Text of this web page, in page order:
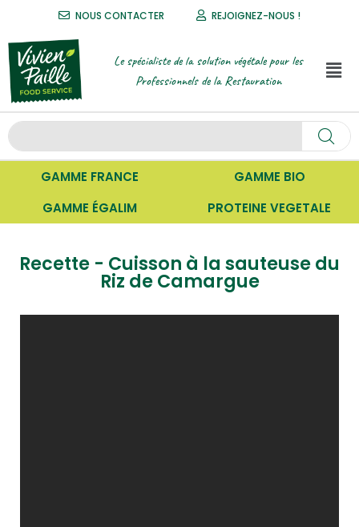
NOUS CONTACTER REJOIGNEZ-NOUS !
Le spécialiste de la solution végétale pour les
Professionnels de la Restauration
GAMME FRANCE
GAMME BIO
GAMME ÉGALIM
PROTEINE VEGETALE
Recette - Cuisson à la sauteuse du
Riz de Camargue